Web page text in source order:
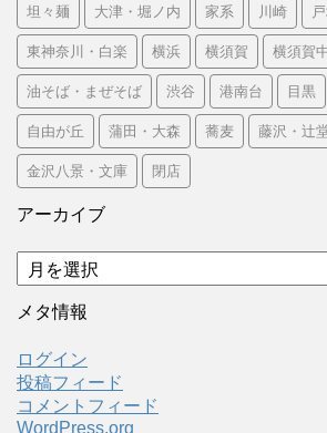
坦々麺 大津・堀ノ内 家系 川崎
東神奈川・白楽 横浜 横須賀 横須賀
油そば・まぜそば 渋谷 港南台 目黒
自由が丘 蒲田・大森 蕎麦 藤沢・辻
金沢八景・文庫 閉店
アーカイブ
ア
ー
カ
ブ
メタ情報
ログイン
投稿フィード
コメントフィード
WordPress.org